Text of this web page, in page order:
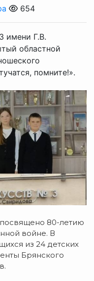
654
имени Г.В.
областной
помните!».
80-летию
войне. В
из 24 детских
Брянского